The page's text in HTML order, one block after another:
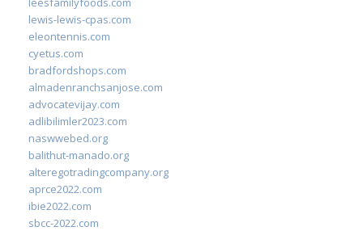
lewis-lewis-cpas.com
eleontennis.com
cyetus.com
bradfordshops.com
almadenranchsanjose.com
advocatevijay.com
adlibilimler2023.com
naswwebed.org
balithut-manado.org
alteregotradingcompany.org
aprce2022.com
ibie2022.com
sbcc-2022.com